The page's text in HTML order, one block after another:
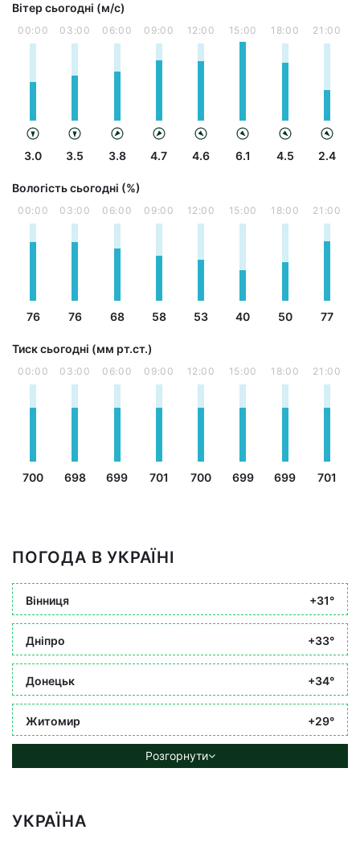
Вітер сьогодні (м/с)
00:00
3.0
03:00
3.5
06:00
3.8
09:00
4.7
12:00
4.6
15:00
6.1
18:00
4.5
21:00
2.4
Вологість сьогодні (%)
00:00
76
03:00
76
06:00
68
09:00
58
12:00
53
15:00
40
18:00
50
21:00
77
Тиск сьогодні (мм рт.ст.)
00:00
700
03:00
698
06:00
699
09:00
701
12:00
700
15:00
699
18:00
699
21:00
701
ПОГОДА В УКРАЇНІ
Вінниця +31°
Дніпро +33°
Донецьк +34°
Житомир +29°
Розгорнути
УКРАЇНА